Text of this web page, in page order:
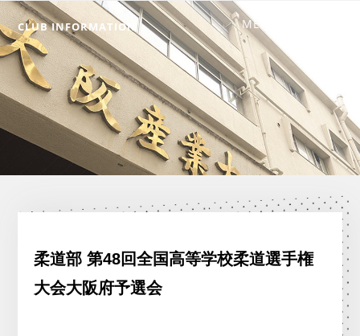
CLUB INFORMATION
柔道部 第48回全国高等学校柔道選手権
大会大阪府予選会